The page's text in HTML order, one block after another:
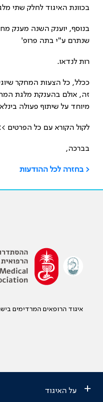
בכוונת האיגוד לחלק שתי
בנוסף, יוענק השנה מענק
שנתרם ע"י בתה פרופ'
רות לנדאו.
ככלל, כל הצעות המחקר
זה, אולם בהענקת מלגת
מיוחד על שיתוף פעולה
לקול הקורא עם כל הפרטים
בברכה,
< בחזרה לכל ההודעות
איגוד הרופאים המרדימים
+ על האיגוד